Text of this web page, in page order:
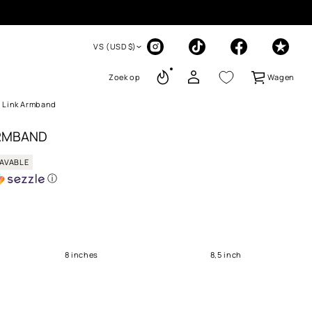
VS (USD $)
Zoek op Wagen
Link Armband
ⓘ
8 inches 8,5 inch